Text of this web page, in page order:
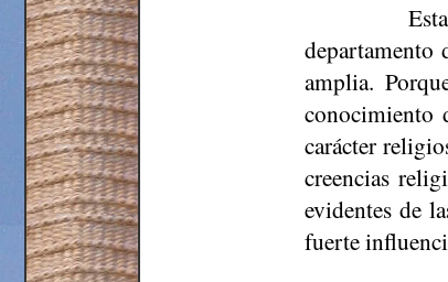
departamento
amplia.
conocimiento
carácter
creencias
evidentes de
fuerte